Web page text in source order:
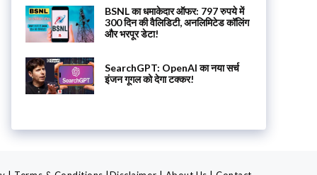
BSNL का धमाकेदार ऑफर: 797 रुपये में
300 दिन की वैलिडिटी, अनलिमिटेड कॉलिंग
और भरपूर डेटा!
SearchGPT: OpenAI का नया सर्च
इंजन गूगल को देगा टक्कर!